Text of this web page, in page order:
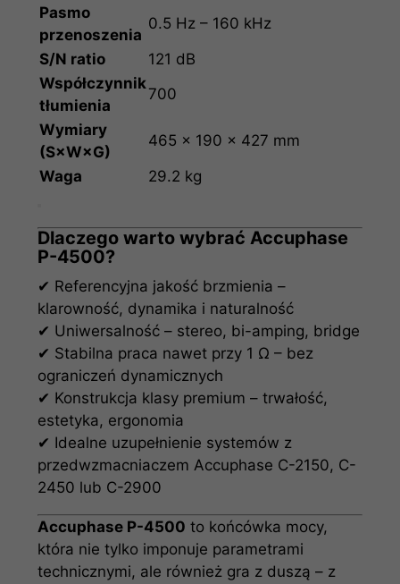
Pasmo
przenoszenia
0.5 Hz – 160 kHz
S/N ratio
121 dB
Współczynnik
tłumienia
700
Wymiary
(S×W×G)
465 × 190 × 427 mm
Waga
29.2 kg
Dlaczego warto wybrać Accuphase
P-4500?
✔ Referencyjna jakość brzmienia –
klarowność, dynamika i naturalność
✔ Uniwersalność – stereo, bi-amping, bridge
✔ Stabilna praca nawet przy 1 Ω – bez
ograniczeń dynamicznych
✔ Konstrukcja klasy premium – trwałość,
estetyka, ergonomia
✔ Idealne uzupełnienie systemów z
przedwzmacniaczem Accuphase C-2150, C-
2450 lub C-2900
Accuphase P-4500 to końcówka mocy,
która nie tylko imponuje parametrami
technicznymi, ale również gra z duszą – z